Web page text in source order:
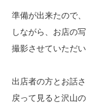
準備が出来たので
しながら、 お店の
撮影させていただ
出店者の方とお話
戻って見ると沢山